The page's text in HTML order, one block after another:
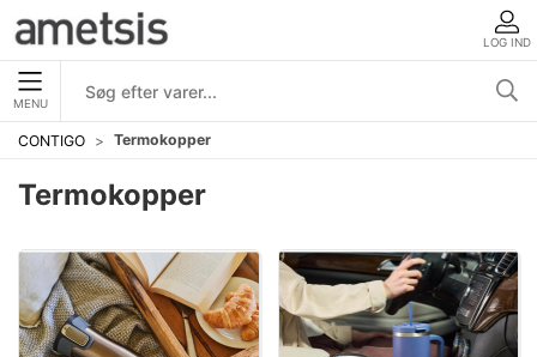
LOG IND
MENU
CONTIGO Termokopper
Termokopper